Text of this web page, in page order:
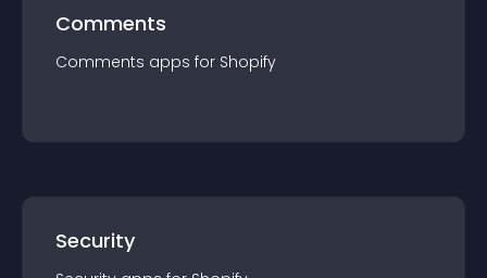
Comments
Comments apps for Shopify
Security